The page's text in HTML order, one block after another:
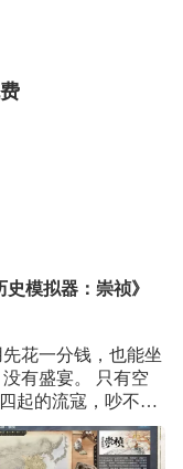
模拟器：崇祯》
花一分钱，也能坐
有盛宴。 只有空
起的流寇，吵不完
明。 陛下落笔，局
时空。